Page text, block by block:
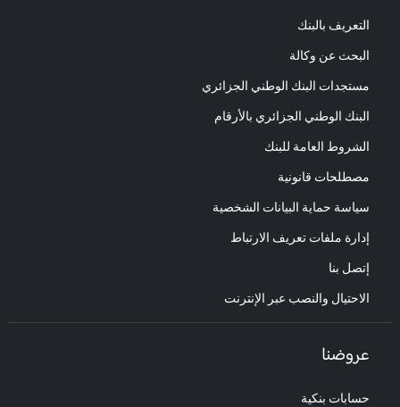
التعريف بالبنك
البحث عن وكالة
مستجدات البنك الوطني الجزائري
البنك الوطني الجزائري بالأرقام
الشروط العامة للبنك
مصطلحات قانونية
سياسة حماية البيانات الشخصية
إدارة ملفات تعريف الارتباط
إتصل بنا
الاحتيال والنصب عبر الإنترنت
عروضنا
حسابات بنكية